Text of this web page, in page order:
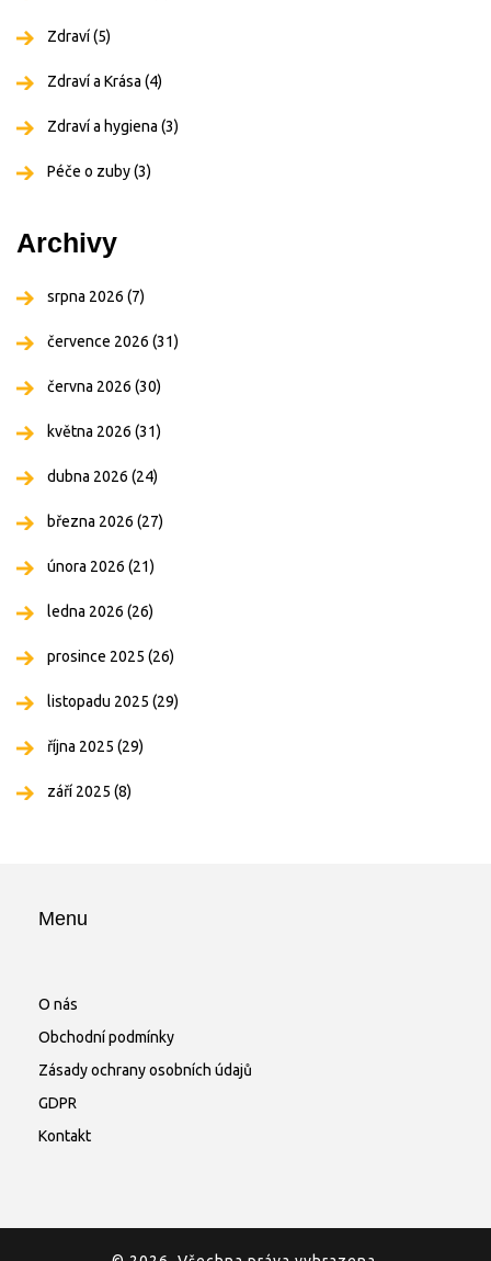
Zdraví(5)
Zdraví a Krása (4)
Zdraví a hygiena (3)
Péče o zuby(3)
Archivy
srpna 2026 (7)
července 2026 (31)
června 2026 (30)
května 2026 (31)
dubna 2026 (24)
března 2026 (27)
února 2026 (21)
ledna 2026 (26)
prosince 2025 (26)
listopadu 2025 (29)
října 2025 (29)
září 2025 (8)
Menu
O nás
Obchodní podmínky
Zásady ochrany osobních údajů
GDPR
Kontakt